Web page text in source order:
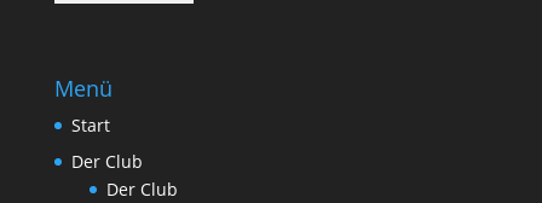
Menü
Start
Der Club
Der Club